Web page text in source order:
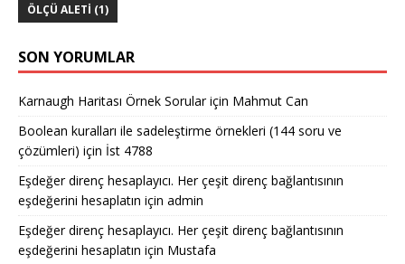
ÖLÇÜ ALETI (1)
SON YORUMLAR
Karnaugh Haritası Örnek Sorulariçin Mahmut Can
Boolean kuralları ile sadeleştirme örnekleri (144 soru ve
çözümleri) için İst 4788
Eşdeğer direnç hesaplayıcı. Her çeşit direnç bağlantısının
eşdeğerini hesaplatın için admin
Eşdeğer direnç hesaplayıcı. Her çeşit direnç bağlantısının
eşdeğerini hesaplatın için Mustafa